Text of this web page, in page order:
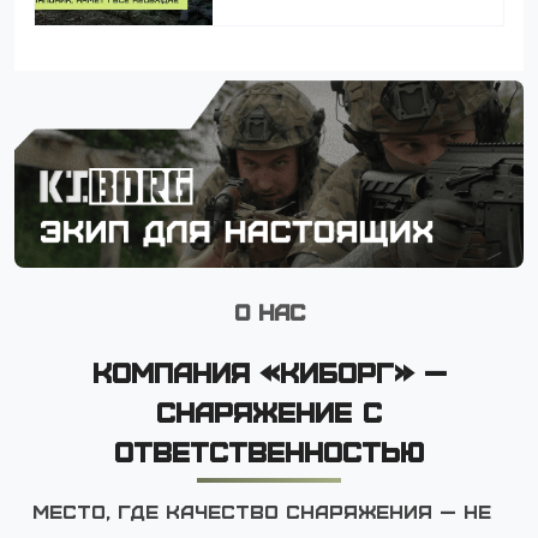
О НАС
КОМПАНИЯ «КИБОРГ» —
СНАРЯЖЕНИЕ С
ОТВЕТСТВЕННОСТЬЮ
Место, где качество снаряжения — не